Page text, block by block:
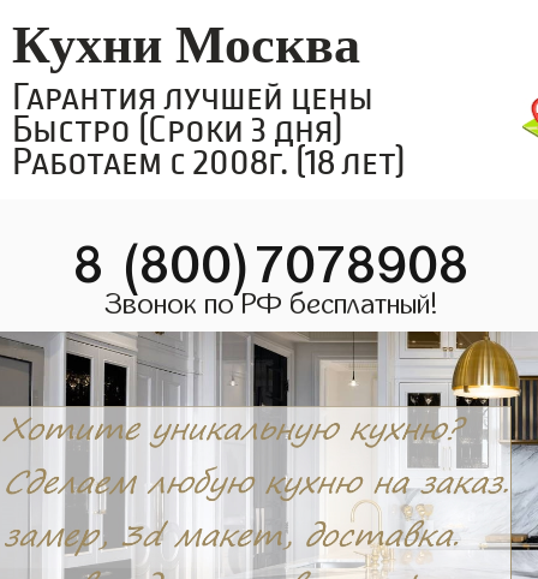
Кухни Москва
Гарантия лучшей цены
Быстро (Сроки 3 дня)
Работаем с 2008г. (18 лет)
8 (800)7078908
Звонок по РФ бесплатный!